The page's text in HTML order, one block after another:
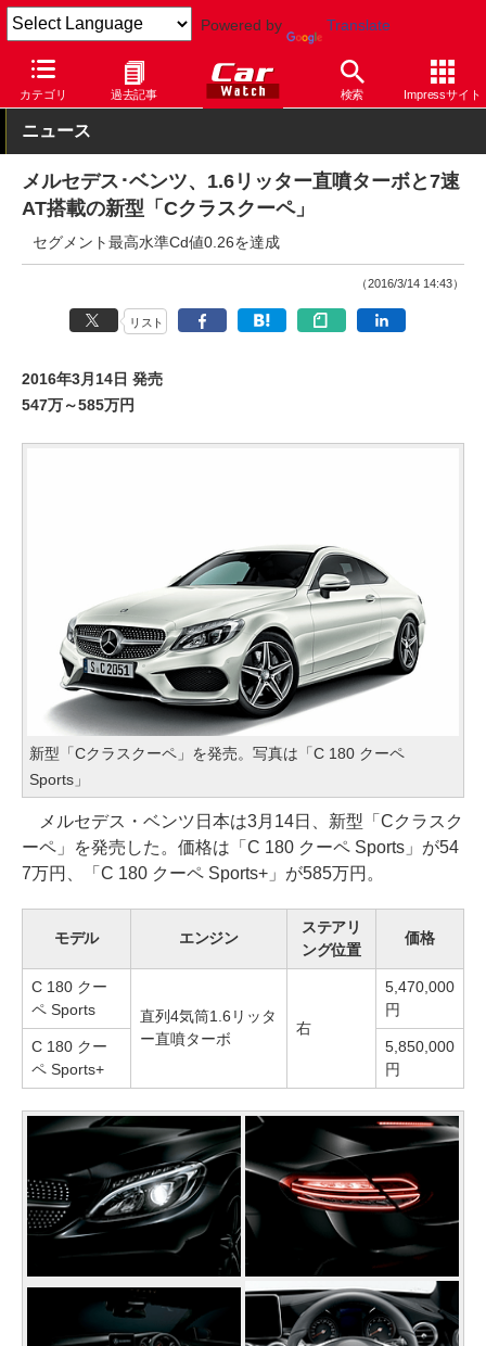
Powered by Translate
カテゴリ 過去記事 検索 Impressサイト
Car Watch 自動車 メルセデス・ベンツ
ニュース
メルセデス･ベンツ、1.6リッター直噴ターボと7速
AT搭載の新型「Cクラスクーペ」
セグメント最高水準Cd値0.26を達成
（2016/3/14 14:43）
リスト
2016年3月14日 発売
547万～585万円
新型「Cクラスクーペ」を発売。写真は「C 180 クーペ
Sports」
メルセデス・ベンツ日本は3月14日、新型「Cクラスク
ーペ」を発売した。価格は「C 180 クーペ Sports」が54
7万円、「C 180 クーペ Sports+」が585万円。
モデル エンジン
ステアリ
ング位置
価格
C 180 クー
ペ Sports
直列4気筒1.6リッタ
ー直噴ターボ
右
5,470,000
円
C 180 クー
ペ Sports+
5,850,000
円